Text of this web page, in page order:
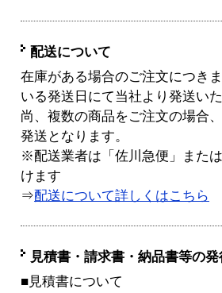
配送について
在庫がある場合のご注文につき
いる発送日にて当社より発送い
尚、複数の商品をご注文の場合
発送となります。
※配送業者は「佐川急便」また
けます
⇒配送について詳しくはこちら
見積書・請求書・納品書等の
■見積書について